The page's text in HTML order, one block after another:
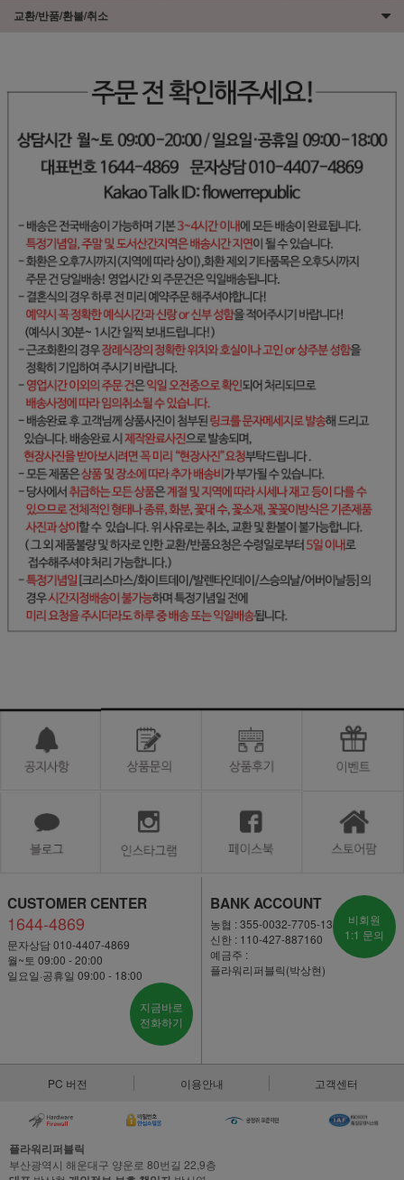
교환/반품/환불/취소
CUSTOMER CENTER
1644-4869
문자상담 010-4407-4869
월~토 09:00 - 20:00
일요일·공휴일 09:00 - 18:00
지금바로
전화하기
BANK ACCOUNT
농협 : 355-0032-7705-13
신한 : 110-427-887160
예금주 :
플라워리퍼블릭(박상현)
비회원
1:1 문의
PC 버전 이용안내 고객센터
플라워리퍼블릭
부산광역시 해운대구 양운로 80번길 22,9층